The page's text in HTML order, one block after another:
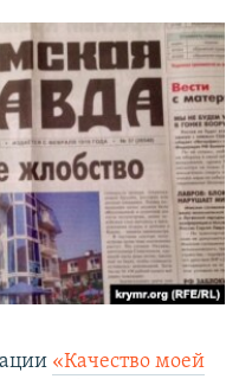
«Качество моей